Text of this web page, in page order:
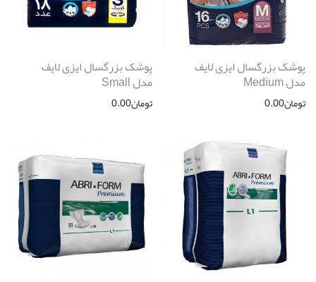
پوشک بزرگسال ایزی لایف
مدل Medium
تومان0.00
پوشک بزرگسال ایزی لایف
مدل Small
تومان0.00